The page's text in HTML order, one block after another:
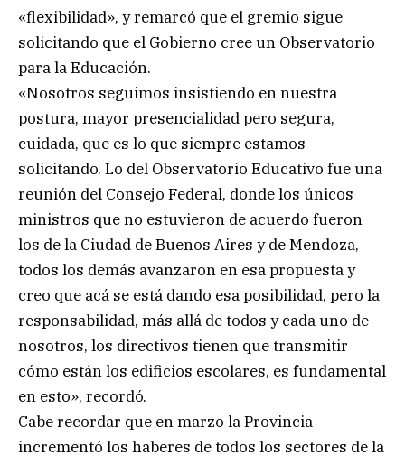
«flexibilidad», y remarcó que el gremio sigue
solicitando que el Gobierno cree un Observatorio
para la Educación.
«Nosotros seguimos insistiendo en nuestra
postura, mayor presencialidad pero segura,
cuidada, que es lo que siempre estamos
solicitando. Lo del Observatorio Educativo fue una
reunión del Consejo Federal, donde los únicos
ministros que no estuvieron de acuerdo fueron
los de la Ciudad de Buenos Aires y de Mendoza,
todos los demás avanzaron en esa propuesta y
creo que acá se está dando esa posibilidad, pero la
responsabilidad, más allá de todos y cada uno de
nosotros, los directivos tienen que transmitir
cómo están los edificios escolares, es fundamental
en esto», recordó.
Cabe recordar que en marzo la Provincia
incrementó los haberes de todos los sectores de la